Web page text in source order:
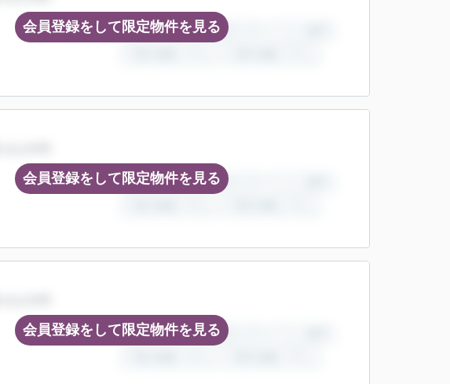
会員登録をして限定物件を見る
会員登録をして限定物件を見る
会員登録をして限定物件を見る